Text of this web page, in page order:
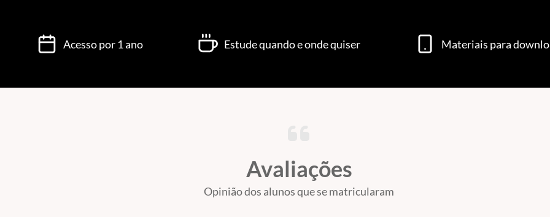
Acesso por 1 ano Estude quando e onde quiser Materiais para
Avaliações
Opinião dos alunos que se matricularam